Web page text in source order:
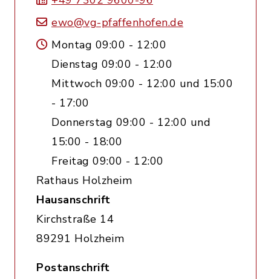
ewo@vg-pfaffenhofen.de
Montag 09:00 - 12:00
Dienstag 09:00 - 12:00
Mittwoch 09:00 - 12:00 und 15:00
- 17:00
Donnerstag 09:00 - 12:00 und
15:00 - 18:00
Freitag 09:00 - 12:00
Rathaus Holzheim
Hausanschrift
Kirchstraße 14
89291 Holzheim
Postanschrift